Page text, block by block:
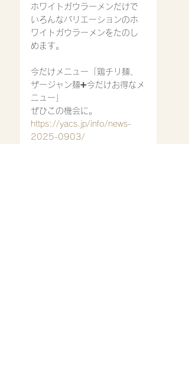
ホワイトガウラーメンだけで
いろんなバリエーションのホ
ワイトガウラーメンをたのし
めます。
今だけメニュー「鶏チリ麺、
ザージャン麺➕今だけお得なメ
ニュー」
ぜひこの機会に。
https://yacs.jp/info/news-
2025-0903/